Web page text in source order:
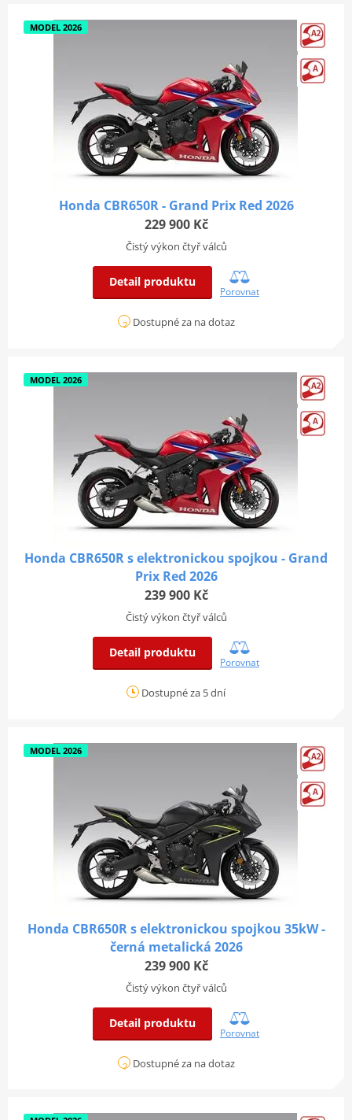
MODEL 2026
Honda CBR650R - Grand Prix Red 2026
229 900 Kč
Čistý výkon čtyř válců
Detail produktu
Porovnat
Dostupné za na dotaz
MODEL 2026
Honda CBR650R s elektronickou spojkou - Grand
Prix Red 2026
239 900 Kč
Čistý výkon čtyř válců
Detail produktu
Porovnat
Dostupné za 5 dní
MODEL 2026
Honda CBR650R s elektronickou spojkou 35kW -
černá metalická 2026
239 900 Kč
Čistý výkon čtyř válců
Detail produktu
Porovnat
Dostupné za na dotaz